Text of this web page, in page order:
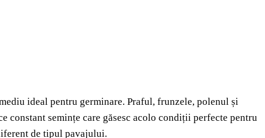
ideal pentru germinare. Praful, frunzele, polenul și
constant semințe care găsesc acolo condiții perfecte pentru
de tipul pavajului.